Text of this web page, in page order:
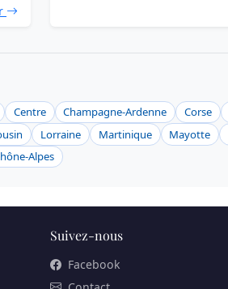
Centre Champagne-Ardenne Corse
Lorraine Martinique Mayotte
Alpes
Suivez-nous
Facebook